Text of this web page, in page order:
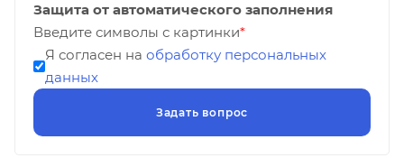
Защита от автоматического заполнения
Введите символы с картинки*
Я согласен на обработку персональных
данных